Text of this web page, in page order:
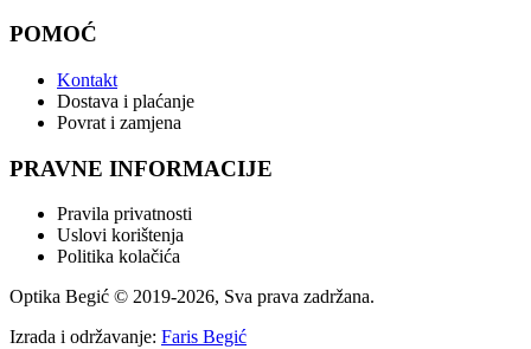
POMOĆ
Kontakt
Dostava i plaćanje
Povrat i zamjena
PRAVNE INFORMACIJE
Pravila privatnosti
Uslovi korištenja
Politika kolačića
Optika Begić © 2019-2026, Sva prava zadržana.
Izrada i održavanje: Faris Begić